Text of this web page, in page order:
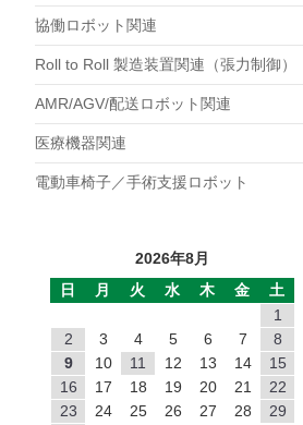
ERS-A
POB
PMB
PB
DMP
NB
協働ロボット関連
Roll to Roll 製造装置関連（張力制御）
AMR/AGV/配送ロボット関連
医療機器関連
電動車椅子／手術支援ロボット
2026年8月
日
月 火 水 木 金
土
1
2
3 4 5 6 7
8
9
10 11 12 13 14
15
16
17 18 19 20 21
22
23
24 25 26 27 28
29